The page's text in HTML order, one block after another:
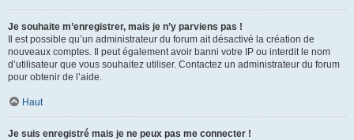
Je souhaite m’enregistrer, mais je n’y parviens pas !
Il est possible qu’un administrateur du forum ait désactivé la création de
nouveaux comptes. Il peut également avoir banni votre IP ou interdit le nom
d’utilisateur que vous souhaitez utiliser. Contactez un administrateur du forum
pour obtenir de l’aide.
Haut
Je suis enregistré mais je ne peux pas me connecter !